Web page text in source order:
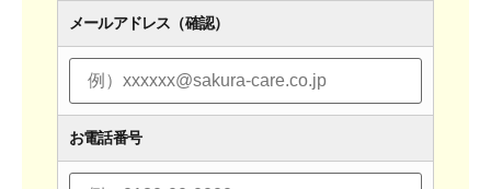
メールアドレス（確認）
お電話番号